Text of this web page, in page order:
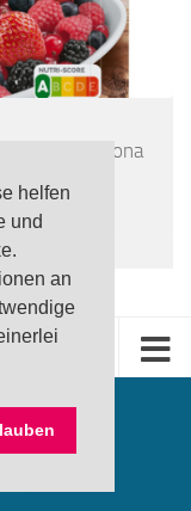
helfen
und
an
Freshona